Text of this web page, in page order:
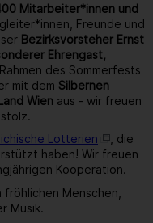
Mitarbeiter*innen und
Freunde und
Bezirksvorsteher Ernst
Ehrengast,
des Sommerfests
mit dem Silbernen
Wien aus - wir freuen
Lotterien
, die
haben! Wir freuen
Kooperation.
Menschen,
Musik.